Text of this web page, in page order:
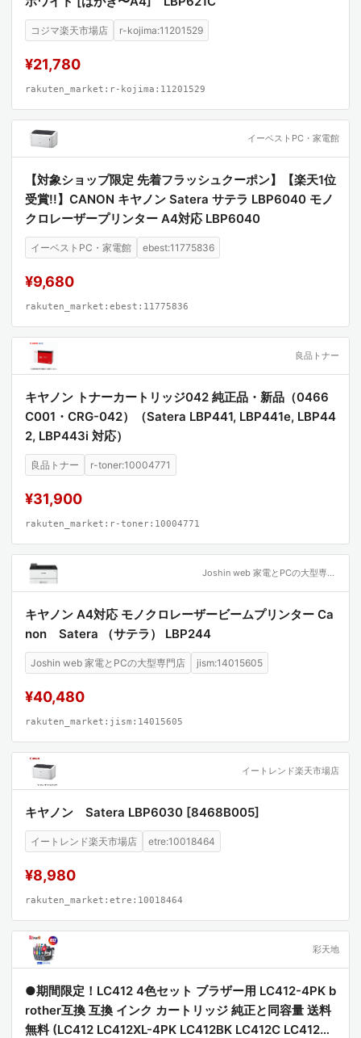
コジマ楽天市場店 r-kojima:11201529
¥21,780
rakuten_market:r-kojima:11201529
イーベストPC・家電館
【対象ショップ限定 先着フラッシュクーポン】【楽天1位
受賞!!】CANON キヤノン Satera サテラ LBP6040 モノ
クロレーザープリンター A4対応 LBP6040
イーベストPC・家電館 ebest:11775836
¥9,680
rakuten_market:ebest:11775836
良品トナー
キヤノン トナーカートリッジ042 純正品・新品（0466
C001・CRG-042）（Satera LBP441, LBP441e, LBP44
2, LBP443i 対応）
良品トナー r-toner:10004771
¥31,900
rakuten_market:r-toner:10004771
Joshin web 家電とPCの大型専門店
キヤノン A4対応 モノクロレーザービームプリンター Ca
non Satera （サテラ） LBP244
Joshin web 家電とPCの大型専門店 jism:14015605
¥40,480
rakuten_market:jism:14015605
イートレンド楽天市場店
キヤノン Satera LBP6030 [8468B005]
イートレンド楽天市場店 etre:10018464
¥8,980
rakuten_market:etre:10018464
彩天地
●期間限定！LC412 4色セット ブラザー用 LC412-4PK b
rother互換 互換 インク カートリッジ 純正と同容量 送料
無料 (LC412 LC412XL-4PK LC412BK LC412C LC412M